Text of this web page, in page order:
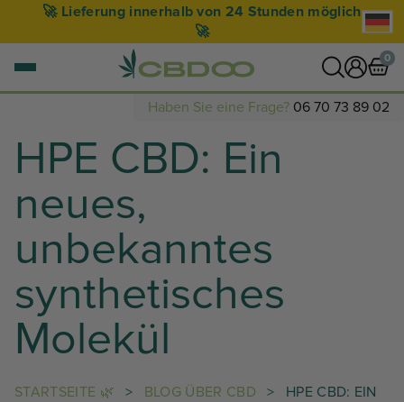
🚀 Lieferung innerhalb von 24 Stunden möglich
🚀
0
0 Artikel WARENKORB ANZEIGEN
Ihr Warenkorb ist leer.
Haben Sie eine Frage? 06 70 73 89 02
HPE CBD: Ein
neues,
unbekanntes
synthetisches
Molekül
STARTSEITE 🌿 > BLOG ÜBER CBD >
HPE CBD: EIN